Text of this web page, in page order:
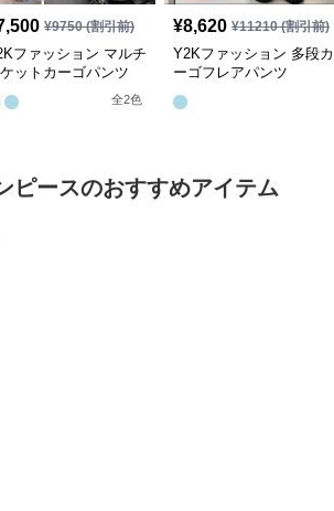
¥9750(割引前)
ファッション マルチ
ットカーゴパンツ
全2色
¥8,620 ¥11210(割引前)
Y2Kファッション 多段カ
ーゴフレアパンツ
ピースのおすすめアイテム